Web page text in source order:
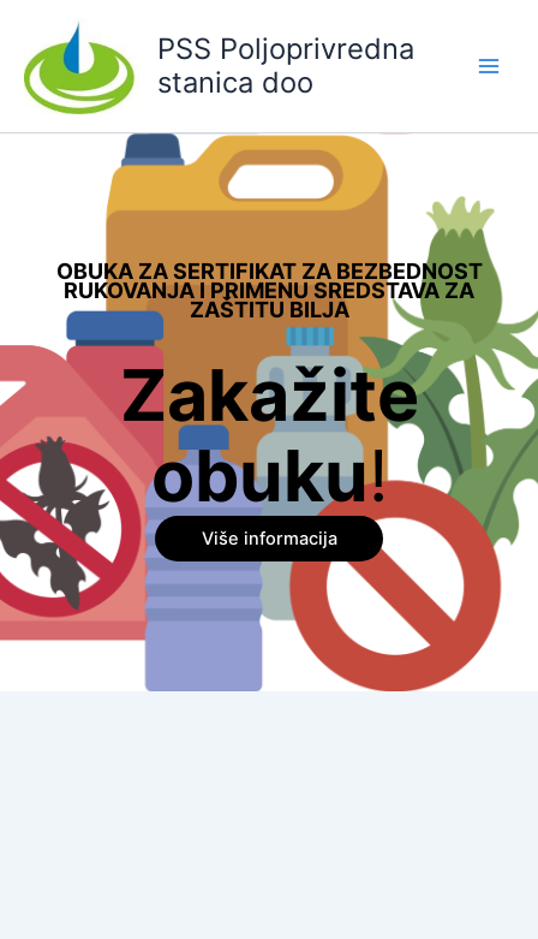
content
PSS Poljoprivredna
stanica doo
OBUKA ZA SERTIFIKAT ZA BEZBEDNOST
RUKOVANJA I PRIMENU SREDSTAVA ZA
ZAŠTITU BILJA
Zakažite
obuku!
Više informacija